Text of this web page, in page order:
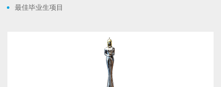
最佳毕业生项目